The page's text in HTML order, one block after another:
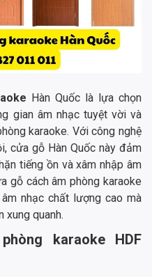
Hàn Quốc là lựa chọn
gian âm nhạc tuyệt vời và
karaoke. Với công nghệ
cửa gỗ Hàn Quốc này đảm
tiếng ồn và xâm nhập âm
gỗ cách âm phòng karaoke
nhạc chất lượng cao mà
xung quanh.
karaoke HDF